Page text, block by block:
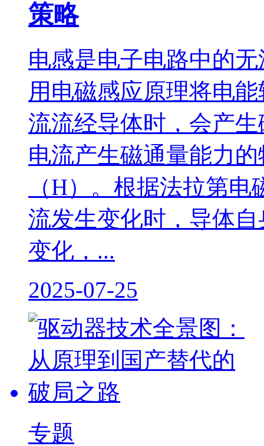
策略
电感是电子电路中的
用电磁感应原理将电
流流经导体时，会产
电流产生磁通量能力
（H）。根据法拉第
流发生变化时，导体
变化，...
2025-07-25
专题